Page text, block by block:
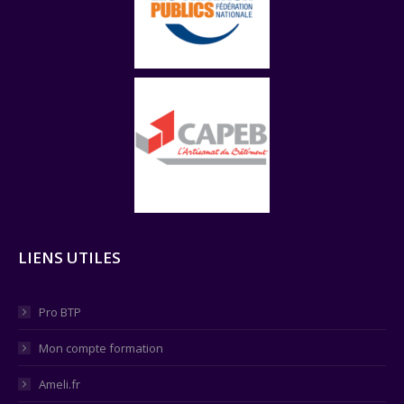
LIENS UTILES
Pro BTP
Mon compte formation
Ameli.fr